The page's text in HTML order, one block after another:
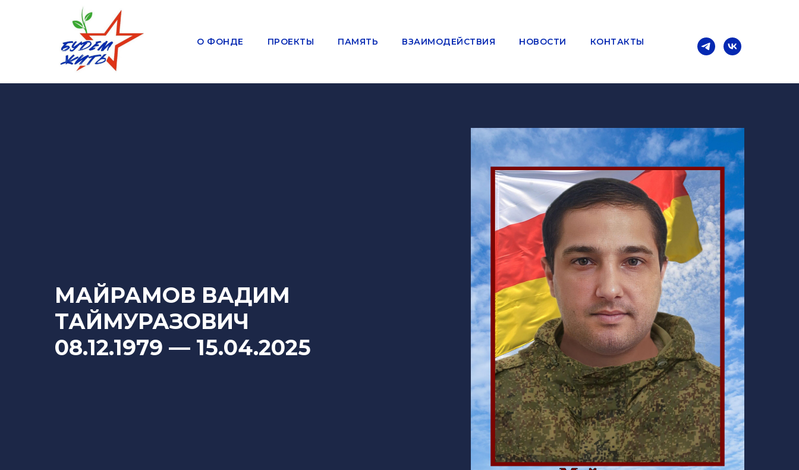
О ФОНДЕ ПРОЕКТЫ ПАМЯТЬ ВЗАИМОДЕЙСТВИЯ НОВОСТИ КОНТАКТЫ
МАЙРАМОВ ВАДИМ
ТАЙМУРАЗОВИЧ
08.12.1979 — 15.04.2025